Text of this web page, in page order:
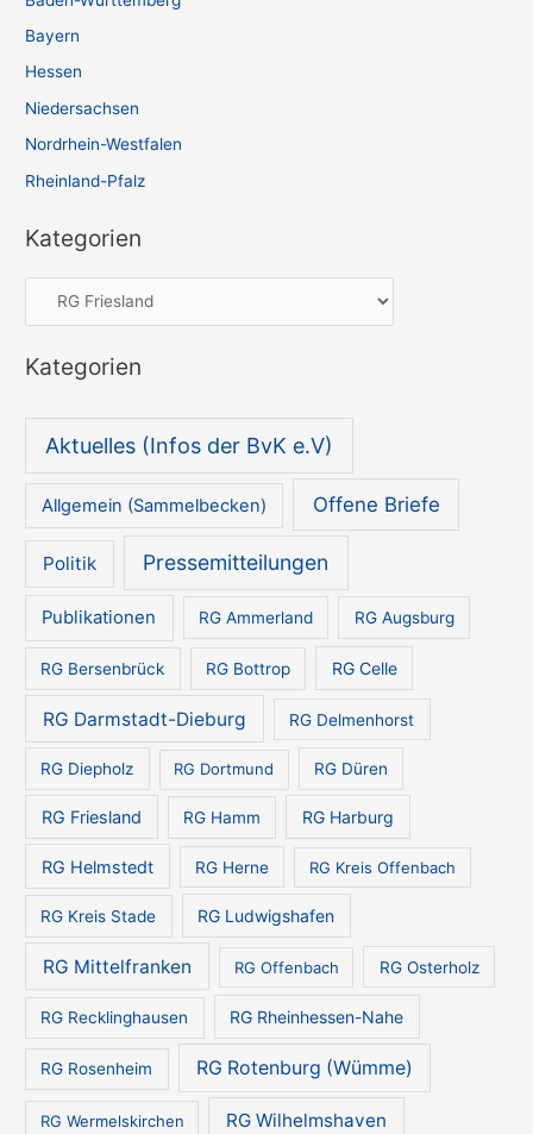
Bayern
Hessen
Niedersachsen
Nordrhein-Westfalen
Rheinland-Pfalz
Kategorien
a
t
g
r
Kategorien
Aktuelles (Infos der BvK e.V)
Allgemein (Sammelbecken) Offene Briefe
Politik Pressemitteilungen
Publikationen RG Ammerland RG Augsburg
RG Bersenbrück RG Bottrop RG Celle
RG Darmstadt-Dieburg RG Delmenhorst
RG Diepholz RG Dortmund RG Düren
RG Friesland RG Hamm RG Harburg
RG Helmstedt RG Herne RG Kreis Offenbach
RG Kreis Stade RG Ludwigshafen
RG Mittelfranken RG Offenbach RG Osterholz
RG Recklinghausen RG Rheinhessen-Nahe
RG Rosenheim RG Rotenburg (Wümme)
RG Wermelskirchen RG Wilhelmshaven